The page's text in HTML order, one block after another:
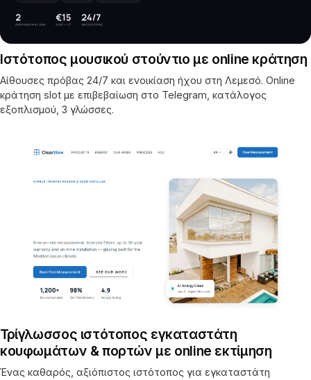
Ιστότοπος μουσικού στούντιο με online κράτηση
Αίθουσες πρόβας 24/7 και ενοικίαση ήχου στη Λεμεσό. Online
κράτηση slot με επιβεβαίωση στο Telegram, κατάλογος
εξοπλισμού, 3 γλώσσες.
Τρίγλωσσος ιστότοπος εγκαταστάτη
κουφωμάτων & πορτών με online εκτίμηση
Ένας καθαρός, αξιόπιστος ιστότοπος για εγκαταστάτη